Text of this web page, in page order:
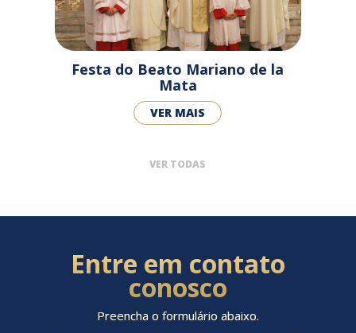
Festa do Beato Mariano de la
Mata
VER MAIS
VER TODAS
Entre em contato
conosco
Preencha o formulário abaixo.